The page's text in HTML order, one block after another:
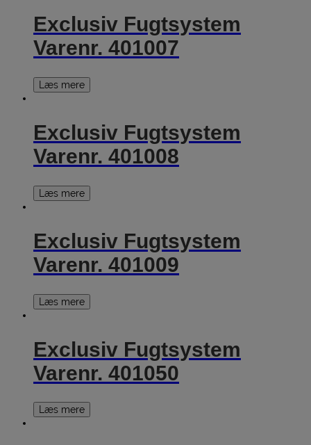
Exclusiv Fugtsystem
Varenr. 401007
Læs mere
Exclusiv Fugtsystem
Varenr. 401008
Læs mere
Exclusiv Fugtsystem
Varenr. 401009
Læs mere
Exclusiv Fugtsystem
Varenr. 401050
Læs mere